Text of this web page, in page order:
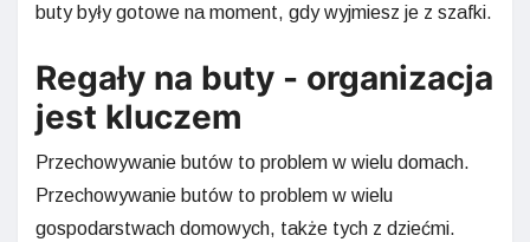
buty były gotowe na moment, gdy wyjmiesz je z szafki.
Regały na buty - organizacja
jest kluczem
Przechowywanie butów to problem w wielu domach.
Przechowywanie butów to problem w wielu
gospodarstwach domowych, także tych z dziećmi.